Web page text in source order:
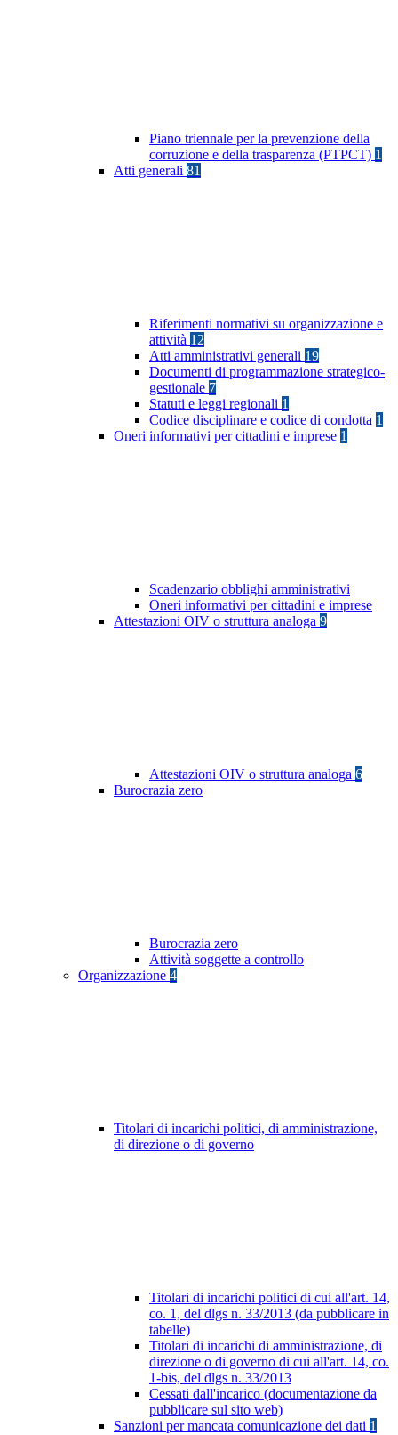
Piano triennale per la prevenzione della
corruzione e della trasparenza (PTPCT) 1
Atti generali 81
Riferimenti normativi su organizzazione e
attività 12
Atti amministrativi generali 19
Documenti di programmazione strategico-
gestionale 7
Statuti e leggi regionali 1
Codice disciplinare e codice di condotta 1
Oneri informativi per cittadini e imprese 1
Scadenzario obblighi amministrativi
Oneri informativi per cittadini e imprese
Attestazioni OIV o struttura analoga 9
Attestazioni OIV o struttura analoga 6
Burocrazia zero
Burocrazia zero
Attività soggette a controllo
Organizzazione 4
Titolari di incarichi politici, di amministrazione,
di direzione o di governo
Titolari di incarichi politici di cui all'art. 14,
co. 1, del dlgs n. 33/2013 (da pubblicare in
tabelle)
Titolari di incarichi di amministrazione, di
direzione o di governo di cui all'art. 14, co.
1-bis, del dlgs n. 33/2013
Cessati dall'incarico (documentazione da
pubblicare sul sito web)
Sanzioni per mancata comunicazione dei dati 1